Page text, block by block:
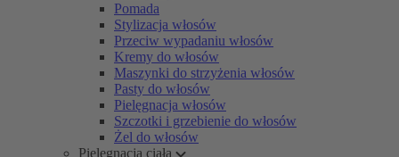
Pomada
Stylizacja włosów
Przeciw wypadaniu włosów
Kremy do włosów
Maszynki do strzyżenia włosów
Pasty do włosów
Pielęgnacja włosów
Szczotki i grzebienie do włosów
Żel do włosów
Pielęgnacja ciała